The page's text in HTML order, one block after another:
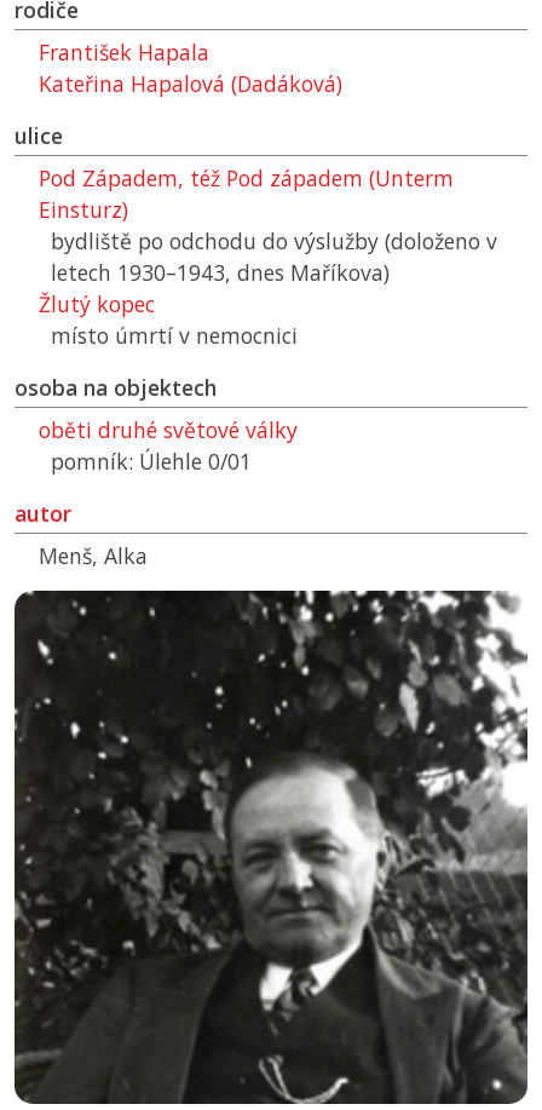
rodiče
František Hapala
Kateřina Hapalová (Dadáková)
ulice
Pod Západem, též Pod západem (Unterm
Einsturz)
bydliště po odchodu do výslužby (doloženo v
letech 1930–1943, dnes Maříkova)
Žlutý kopec
místo úmrtí v nemocnici
osoba na objektech
oběti druhé světové války
pomník: Úlehle 0/01
autor
Menš, Alka